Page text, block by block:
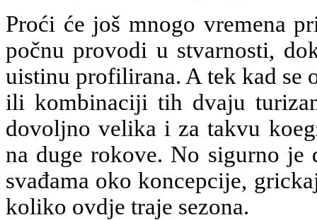
Proći će još mnogo vremena
počnu provodi u stvarnosti,
uistinu profilirana. A tek kad se
ili kombinaciji tih dvaju
dovoljno velika i za takvu
na duge rokove. No sigurno
svađama oko koncepcije,
koliko ovdje traje sezona.